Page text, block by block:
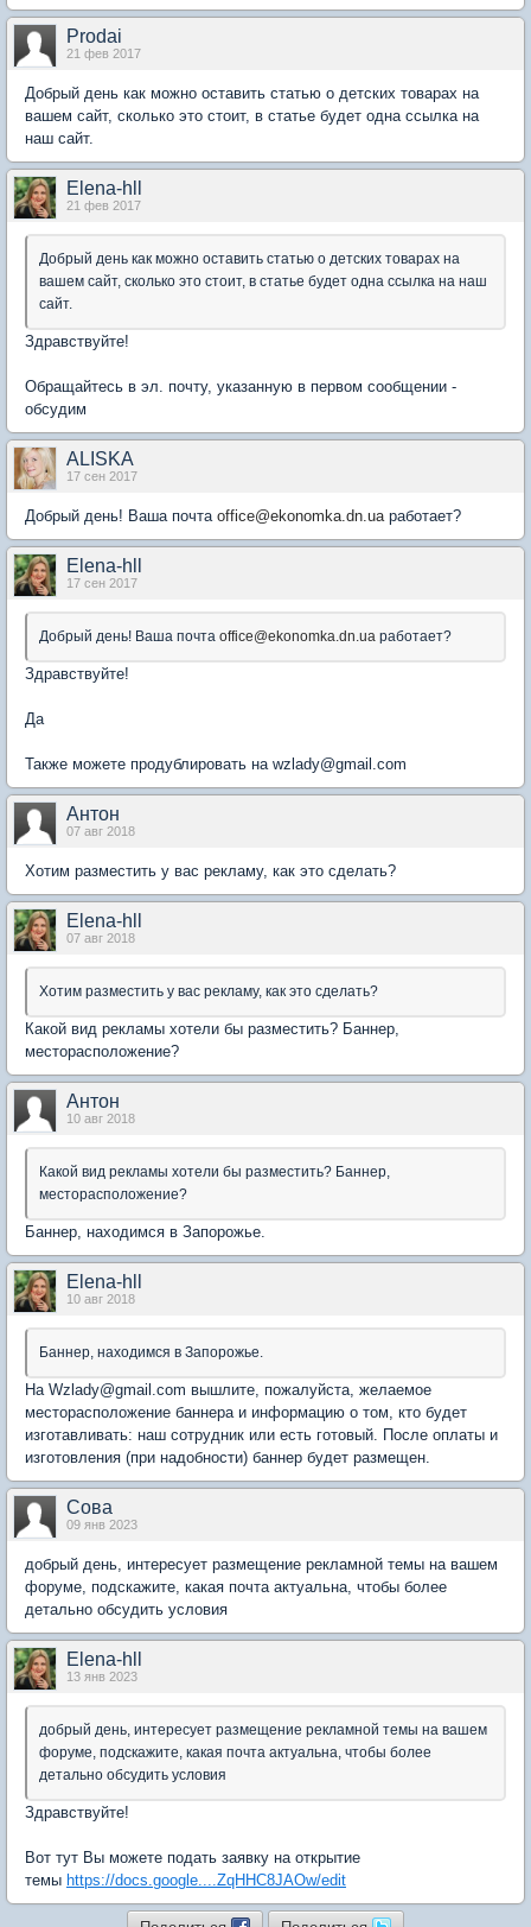
Prodai
21 фев 2017
Добрый день как можно оставить статью о детских товарах на
вашем сайт, сколько это стоит, в статье будет одна ссылка на
наш сайт.
Elena-hll
21 фев 2017
Добрый день как можно оставить статью о детских товарах на
вашем сайт, сколько это стоит, в статье будет одна ссылка на наш
сайт.
Здравствуйте!
Обращайтесь в эл. почту, указанную в первом сообщении -
обсудим
ALISKA
17 сен 2017
Добрый день! Ваша почта office@ekonomka.dn.ua работает?
Elena-hll
17 сен 2017
Добрый день! Ваша почта office@ekonomka.dn.ua работает?
Здравствуйте!
Да
Также можете продублировать на wzlady@gmail.com
Антон
07 авг 2018
Хотим разместить у вас рекламу, как это сделать?
Elena-hll
07 авг 2018
Хотим разместить у вас рекламу, как это сделать?
Какой вид рекламы хотели бы разместить? Баннер,
месторасположение?
Антон
10 авг 2018
Какой вид рекламы хотели бы разместить? Баннер,
месторасположение?
Баннер, находимся в Запорожье.
Elena-hll
10 авг 2018
Баннер, находимся в Запорожье.
На Wzlady@gmail.com вышлите, пожалуйста, желаемое
месторасположение баннера и информацию о том, кто будет
изготавливать: наш сотрудник или есть готовый. После оплаты и
изготовления (при надобности) баннер будет размещен.
Сова
09 янв 2023
добрый день, интересует размещение рекламной темы на вашем
форуме, подскажите, какая почта актуальна, чтобы более
детально обсудить условия
Elena-hll
13 янв 2023
добрый день, интересует размещение рекламной темы на вашем
форуме, подскажите, какая почта актуальна, чтобы более
детально обсудить условия
Здравствуйте!
Вот тут Вы можете подать заявку на открытие
темы https://docs.google....ZqHHC8JAOw/edit